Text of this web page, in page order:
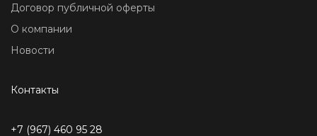
Договор публичной оферты
О компании
Новости
Контакты
+7 (967) 460 95 28